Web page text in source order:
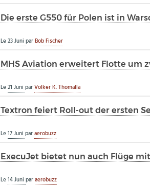
Die erste G550 für Polen ist in
Le23 Juni parBob Fischer
MHS Aviation erweitert Flotte um
Le21 Juni parVolker K. Thomalla
Textron feiert Roll-out der ersten
Le17 Juni paraerobuzz
ExecuJet bietet nun auch Flüge
Le14 Juni paraerobuzz